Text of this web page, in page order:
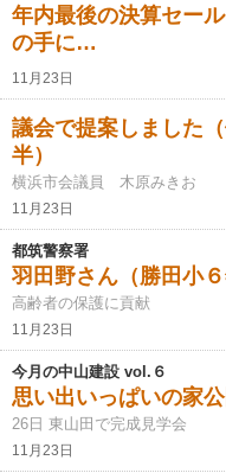
年内最後の決算セー
の手に…
11月23日
議会で提案しました
半）
横浜市会議員 木原みきお
11月23日
都筑警察署
羽田野さん（勝田小
高齢者の保護に貢献
11月23日
今月の中山建設 vol.６
思い出いっぱいの家
26日 東山田で完成見学会
11月23日